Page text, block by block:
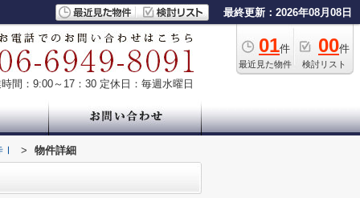
最終更新：2026年08月08日
01件
最近見た物件
00件
検討リスト
間：9:00～17：30 定休日：毎週水曜日
Ⅰ > 物件詳細